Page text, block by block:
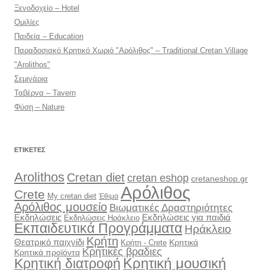
Ξενοδοχείο – Hotel
Ομιλίες
Παιδεία – Education
Παραδοσιακό Κρητικό Χωριό "Αρόλιθος" – Traditional Cretan Village
"Arolithos"
Σεμινάρια
Ταβέρνα – Tavern
Φύση – Nature
ΕΤΙΚΈΤΕΣ
Arolithos Cretan dietcretan eshop cretaneshop.gr
Crete My cretan diet Έθιμα Αρόλιθος
Αρόλιθος μουσείο Βιωματικές Δραστηριότητες
Εκδηλώσεις Εκδηλώσεις Ηράκλειο Εκδηλώσεις για παιδιά
Εκπαιδευτικά Προγράμματα Ηράκλειο
Θεατρικό παιχνίδι Κρήτη Κρήτη - Crete Κρητικά
Κρητικά προϊόντα Κρητικές βραδιες
Κρητική διατροφή Κρητική μουσική